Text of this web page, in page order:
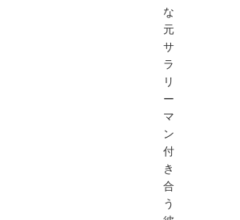
な
元
サ
ラ
リ
ー
マ
ン
付
き
合
う